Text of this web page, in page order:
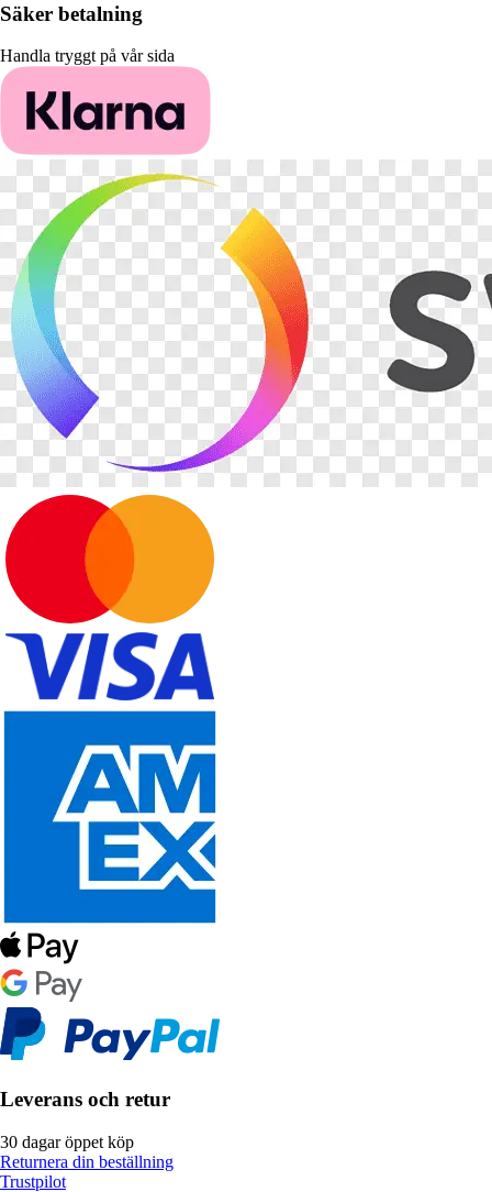
Säker betalning
Handla tryggt på vår sida
Leverans och retur
30 dagar öppet köp
Returnera din beställning
Trustpilot